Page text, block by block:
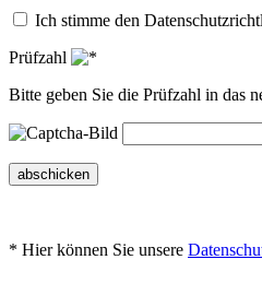
Ich stimme den
Prüfzahl
Bitte geben Sie die Prüfzahl in das
abschicken
* Hier können Sie unsere